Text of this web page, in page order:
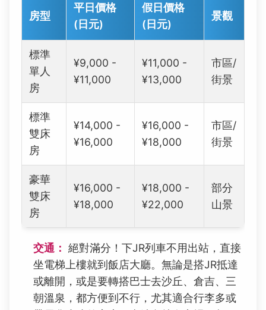
房型
平日價格
(日元)
假日價格
(日元)
景觀
標準
單人
房
¥9,000 -
¥11,000
¥11,000 -
¥13,000
市區/
街景
標準
雙床
房
¥14,000 -
¥16,000
¥16,000 -
¥18,000
市區/
街景
豪華
雙床
房
¥16,000 -
¥18,000
¥18,000 -
¥22,000
部分
山景
交通： 絕對滿分！下JR列車不用出站，直接
坐電梯上樓就到飯店大廳。無論是搭JR抵達
或離開，或是要轉搭巴士去沙丘、倉吉、三
朝溫泉，都方便到不行，尤其適合行李多或